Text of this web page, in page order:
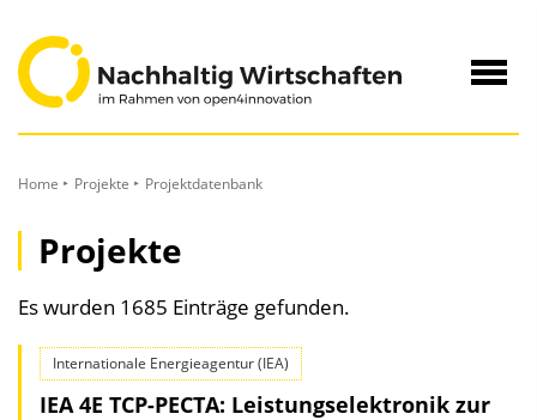
Inhalt
Home Projekte Projektdatenbank
Projekte
Es wurden 1685 Einträge gefunden.
Internationale Energieagentur (IEA)
IEA 4E TCP-PECTA: Leistungselektronik zur